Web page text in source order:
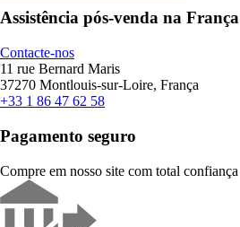
Assistência pós-venda na França
Contacte-nos
11 rue Bernard Maris
37270 Montlouis-sur-Loire, França
+33 1 86 47 62 58
Pagamento seguro
Compre em nosso site com total confiança